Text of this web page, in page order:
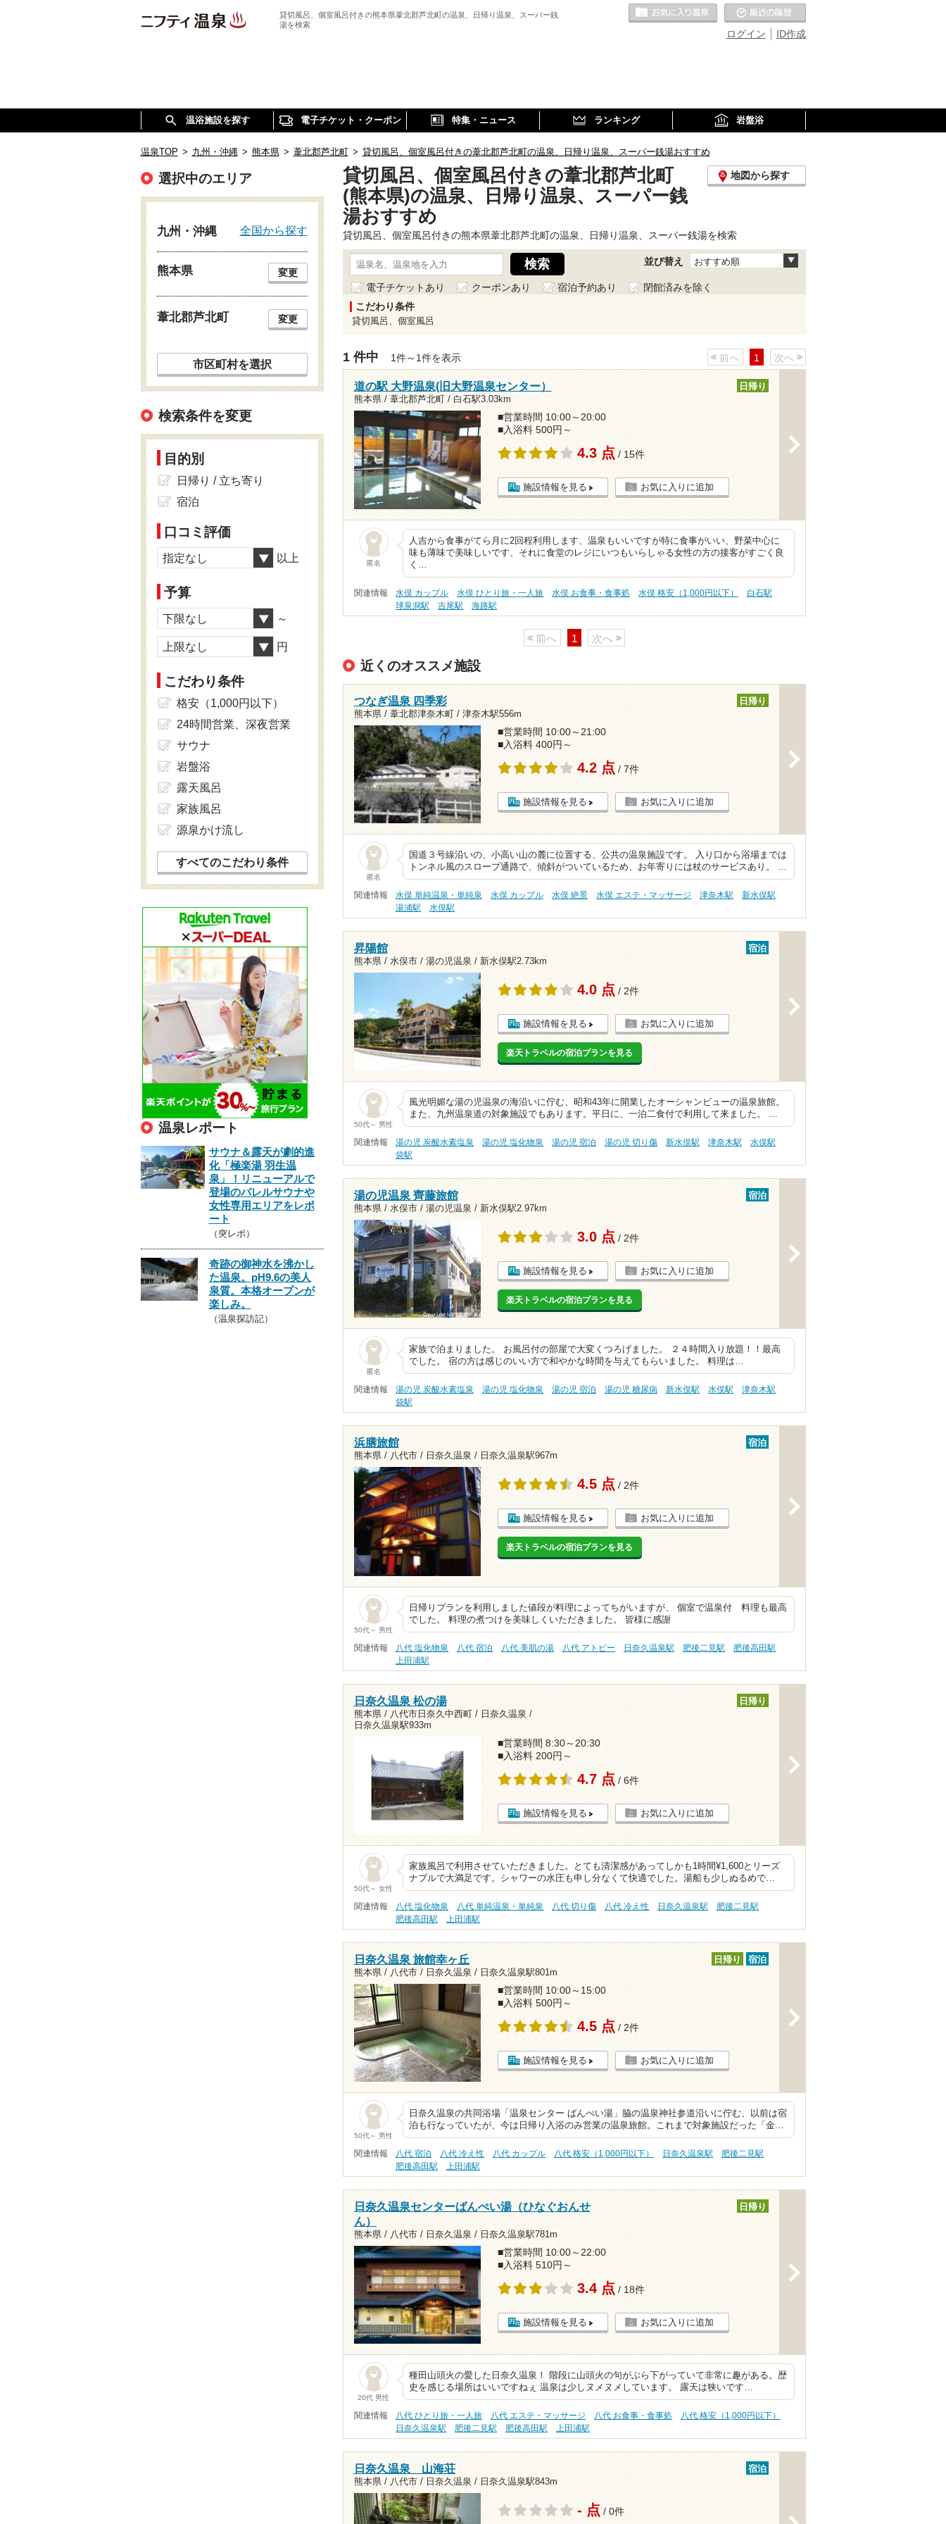
貸切風呂、個室風呂付きの熊本県葦北郡芦北町の温泉、日帰り温泉、スーパー銭
湯を検索
ID作成
ログイン
お気に入りの温泉
温浴施設を探す 電子チケット・クーポン 特集・ニュース ランキング 岩盤浴
温泉TOP > 九州・沖縄 > 熊本県 > 葦北郡芦北町 > 貸切風呂、個室風呂付きの葦北郡芦北町の温泉、日帰り温泉、スーパー銭湯おすすめ
貸切風呂、個室風呂付きの葦北郡芦北町
(熊本県)の温泉、日帰り温泉、スーパー銭
湯おすすめ
地図から探す
貸切風呂、個室風呂付きの熊本県葦北郡芦北町の温泉、日帰り温泉、スーパー銭湯を検索
並び替え おすすめ順
電子チケットあり クーポンあり 宿泊予約あり
閉館済みを除く
こだわり条件
貸切風呂、個室風呂
1 件中 1件～1件を表示 前へ 1 次へ
道の駅 大野温泉(旧大野温泉センター）
熊本県 / 葦北郡芦北町 / 白石駅3.03km
日帰り
■営業時間 10:00～20:00
■入浴料 500円～
4.3 点 / 15件
施設情報を見る お気に入りに追加
匿名
人吉から食事がてら月に2回程利用します、温泉もいいですが特に食事がいい、野菜中心に
味も薄味で美味しいです、それに食堂のレジにいつもいらしゃる女性の方の接客がすごく良
く…
関連情報 水俣 カップル 水俣 ひとり旅・一人旅 水俣 お食事・食事処 水俣 格安（1,000円以下）
白石駅
球泉洞駅
吉尾駅 海路駅
前へ 1 次へ
近くのオススメ施設
つなぎ温泉 四季彩
熊本県 / 葦北郡津奈木町 / 津奈木駅556m
日帰り
■営業時間 10:00～21:00
■入浴料 400円～
4.2 点 / 7件
施設情報を見る お気に入りに追加
匿名
国道３号線沿いの、小高い山の麓に位置する、公共の温泉施設です。 入り口から浴場までは
トンネル風のスロープ通路で、傾斜がついているため、お年寄りには杖のサービスあり。 …
関連情報 水俣 単純温泉・単純泉 水俣 カップル 水俣 絶景 水俣 エステ・マッサージ 津奈木駅
新水俣駅
湯浦駅
水俣駅
昇陽館
熊本県 / 水俣市 / 湯の児温泉 / 新水俣駅2.73km
宿泊
4.0 点 / 2件
施設情報を見る お気に入りに追加
楽天トラベルの宿泊プランを見る
50代～ 男性
風光明媚な湯の児温泉の海沿いに佇む、昭和43年に開業したオーシャンビューの温泉旅館。
また、九州温泉道の対象施設でもあります。平日に、一泊二食付で利用して来ました。 …
関連情報 湯の児 炭酸水素塩泉 湯の児 塩化物泉 湯の児 宿泊 湯の児 切り傷 新水俣駅 津奈木駅
水俣駅
袋駅
湯の児温泉 齊藤旅館
熊本県 / 水俣市 / 湯の児温泉 / 新水俣駅2.97km
宿泊
3.0 点 / 2件
施設情報を見る お気に入りに追加
楽天トラベルの宿泊プランを見る
匿名
家族で泊まりました。 お風呂付の部屋で大変くつろげました。 ２４時間入り放題！！最高
でした。 宿の方は感じのいい方で和やかな時間を与えてもらいました。 料理は…
関連情報 湯の児 炭酸水素塩泉 湯の児 塩化物泉 湯の児 宿泊 湯の児 糖尿病 新水俣駅 水俣駅
津奈木駅
袋駅
浜膳旅館
熊本県 / 八代市 / 日奈久温泉 / 日奈久温泉駅967m
宿泊
4.5 点 / 2件
施設情報を見る お気に入りに追加
楽天トラベルの宿泊プランを見る
50代～ 男性
日帰りプランを利用しました値段が料理によってちがいますが、 個室で温泉付 料理も最高
でした。 料理の煮つけを美味しくいただきました。 皆様に感謝
関連情報 八代 塩化物泉 八代 宿泊 八代 美肌の湯 八代 アトピー 日奈久温泉駅 肥後二見駅
肥後高田駅
上田浦駅
日奈久温泉 松の湯
熊本県 / 八代市日奈久中西町 / 日奈久温泉 /
日奈久温泉駅933m
日帰り
■営業時間 8:30～20:30
■入浴料 200円～
4.7 点 / 6件
施設情報を見る お気に入りに追加
50代～ 女性
家族風呂で利用させていただきました。とても清潔感があってしかも1時間¥1,600とリーズ
ナブルで大満足です。シャワーの水圧も申し分なくて快適でした。湯船も少しぬるめで…
関連情報 八代 塩化物泉 八代 単純温泉・単純泉 八代 切り傷 八代 冷え性 日奈久温泉駅
肥後二見駅
肥後高田駅
上田浦駅
日奈久温泉 旅館幸ヶ丘
熊本県 / 八代市 / 日奈久温泉 / 日奈久温泉駅801m
日帰り 宿泊
■営業時間 10:00～15:00
■入浴料 500円～
4.5 点 / 2件
施設情報を見る お気に入りに追加
50代～ 男性
日奈久温泉の共同浴場「温泉センター ばんぺい湯」脇の温泉神社参道沿いに佇む、以前は宿
泊も行なっていたが、今は日帰り入浴のみ営業の温泉旅館。これまで対象施設だった「金…
関連情報 八代 宿泊 八代 冷え性 八代 カップル 八代 格安（1,000円以下） 日奈久温泉駅
肥後二見駅
肥後高田駅
上田浦駅
日奈久温泉センターばんぺい湯（ひなぐおんせ
ん）
熊本県 / 八代市 / 日奈久温泉 / 日奈久温泉駅781m
日帰り
■営業時間 10:00～22:00
■入浴料 510円～
3.4 点 / 18件
施設情報を見る お気に入りに追加
20代 男性
種田山頭火の愛した日奈久温泉！ 階段に山頭火の句がぶら下がっていて非常に趣がある。歴
史を感じる場所はいいですねぇ 温泉は少しヌメヌメしています。 露天は狭いです…
関連情報 八代 ひとり旅・一人旅 八代 エステ・マッサージ 八代 お食事・食事処
八代 格安（1,000円以下）
日奈久温泉駅
肥後二見駅 肥後高田駅 上田浦駅
日奈久温泉 山海荘
熊本県 / 八代市 / 日奈久温泉 / 日奈久温泉駅843m
宿泊
- 点 / 0件
選択中のエリア
九州・沖縄 全国から探す
熊本県 変更
葦北郡芦北町 変更
市区町村を選択
検索条件を変更
目的別
日帰り / 立ち寄り
宿泊
口コミ評価
指定なし 以上
予算
下限なし ～
上限なし 円
こだわり条件
格安（1,000円以下）
24時間営業、深夜営業
サウナ
岩盤浴
露天風呂
家族風呂
源泉かけ流し
すべてのこだわり条件
温泉レポート
サウナ＆露天が劇的進
化「極楽湯 羽生温
泉」！リニューアルで
登場のバレルサウナや
女性専用エリアをレポ
ート
（突レポ）
奇跡の御神水を沸かし
た温泉。pH9.6の美人
泉質。本格オープンが
楽しみ。
（温泉探訪記）